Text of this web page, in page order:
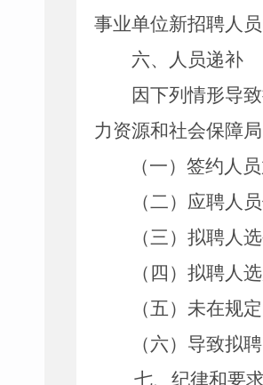
事业单位新招聘人
六、人员递补
因下列情形导
力资源和社会保障局
（一） 签约人
（二） 应聘人
（三） 拟聘人
（ 四 ） 拟聘人选
（五） 未在规
（六） 导致拟
七、纪律和要求